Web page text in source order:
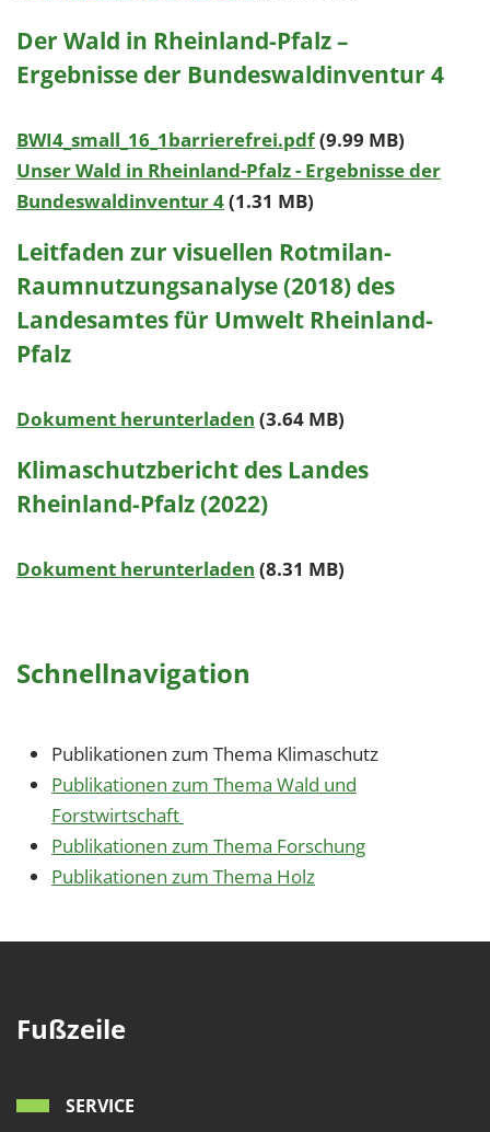
Der Wald in Rheinland-Pfalz –
Ergebnisse der Bundeswaldinventur 4
BWI4_small_16_1barrierefrei.pdf(9.99 MB)
Unser Wald in Rheinland-Pfalz - Ergebnisse der
Bundeswaldinventur 4(1.31 MB)
Leitfaden zur visuellen Rotmilan-
Raumnutzungsanalyse (2018) des
Landesamtes für Umwelt Rheinland-
Pfalz
Dokument herunterladen (3.64 MB)
Klimaschutzbericht des Landes
Rheinland-Pfalz (2022)
Dokument herunterladen (8.31 MB)
Schnellnavigation
Publikationen zum Thema Klimaschutz
Publikationen zum Thema Wald und
Forstwirtschaft
Publikationen zum Thema Forschung
Publikationen zum Thema Holz
Fußzeile
SERVICE